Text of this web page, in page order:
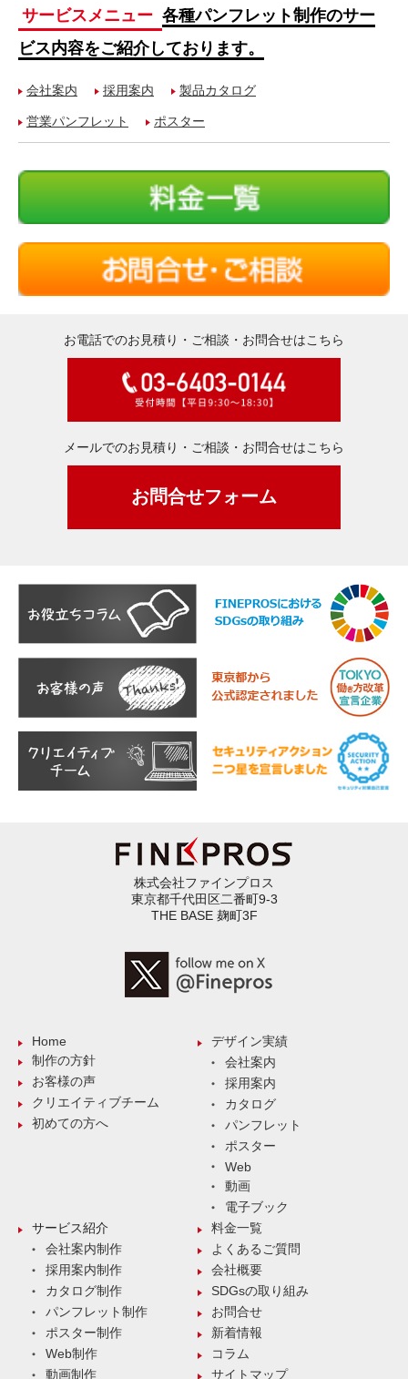
サービスメニュー 各種パンフレット制作のサー
ビス内容をご紹介しております。
会社案内 採用案内 製品カタログ
営業パンフレット ポスター
お電話でのお見積り・ご相談・お問合せはこちら
メールでのお見積り・ご相談・お問合せはこちら
お問合せフォーム
株式会社ファインプロス
東京都千代田区二番町9-3
THE BASE 麹町3F
Home
制作の方針
お客様の声
クリエイティブチーム
初めての方へ
デザイン実績
会社案内
採用案内
カタログ
パンフレット
ポスター
Web
動画
電子ブック
サービス紹介
会社案内制作
採用案内制作
カタログ制作
パンフレット制作
ポスター制作
Web制作
動画制作
料金一覧
よくあるご質問
会社概要
SDGsの取り組み
お問合せ
新着情報
コラム
サイトマップ